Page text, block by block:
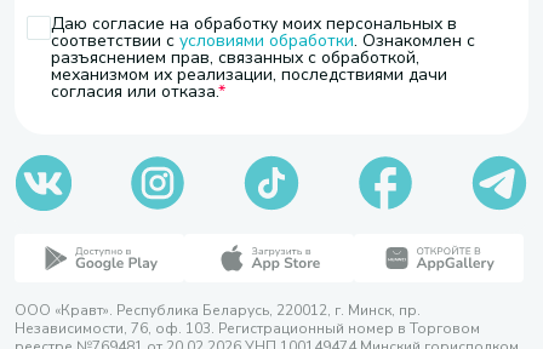
Даю согласие на обработку моих персональных в
соответствии с условиями обработки. Ознакомлен с
разъяснением прав, связанных с обработкой,
механизмом их реализации, последствиями дачи
согласия или отказа.
ООО «Кравт». Республика Беларусь, 220012, г. Минск, пр.
Независимости, 76, оф. 103. Регистрационный номер в Торговом